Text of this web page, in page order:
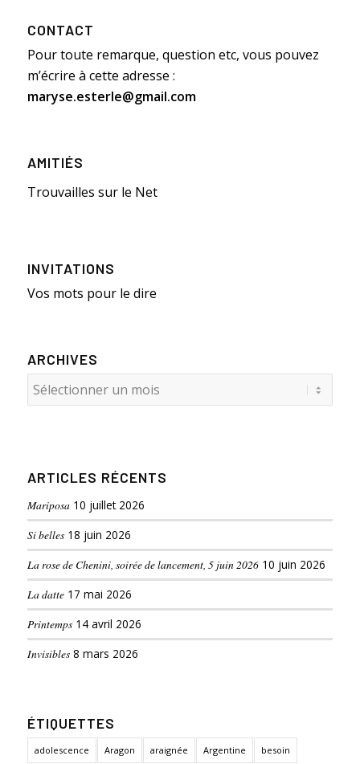
CONTACT
Pour toute remarque, question etc, vous pouvez
m’écrire à cette adresse :
maryse.esterle@gmail.com
AMITIÉS
Trouvailles sur le Net
INVITATIONS
Vos mots pour le dire
ARCHIVES
ARTICLES RÉCENTS
Mariposa 10 juillet 2026
Si belles 18 juin 2026
La rose de Chenini, soirée de lancement, 5 juin 2026 10 juin 2026
La datte 17 mai 2026
Printemps 14 avril 2026
Invisibles 8 mars 2026
ÉTIQUETTES
adolescence Aragon araignée Argentine besoin